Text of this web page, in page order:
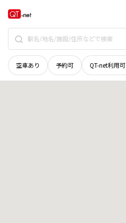
空車あり 予約可 QT-net利用可
島根県